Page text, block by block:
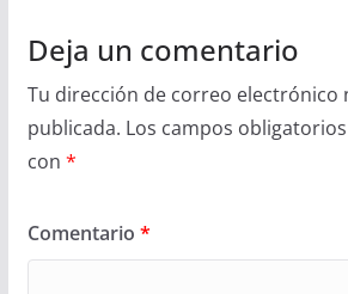
Deja un comentario
Tu dirección de correo electrónico
publicada. Los campos
con *
Comentario *